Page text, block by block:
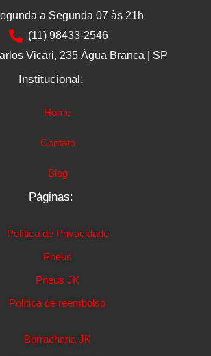
a Segunda 07 às 21h
(11) 98433-2546
Vicari, 235 Água Branca | SP
Institucional:
Home
Contato
Blog
Páginas:
Política de Privacidade
Pneus
Pneus JK
Política de reembolso
Borracharia JK